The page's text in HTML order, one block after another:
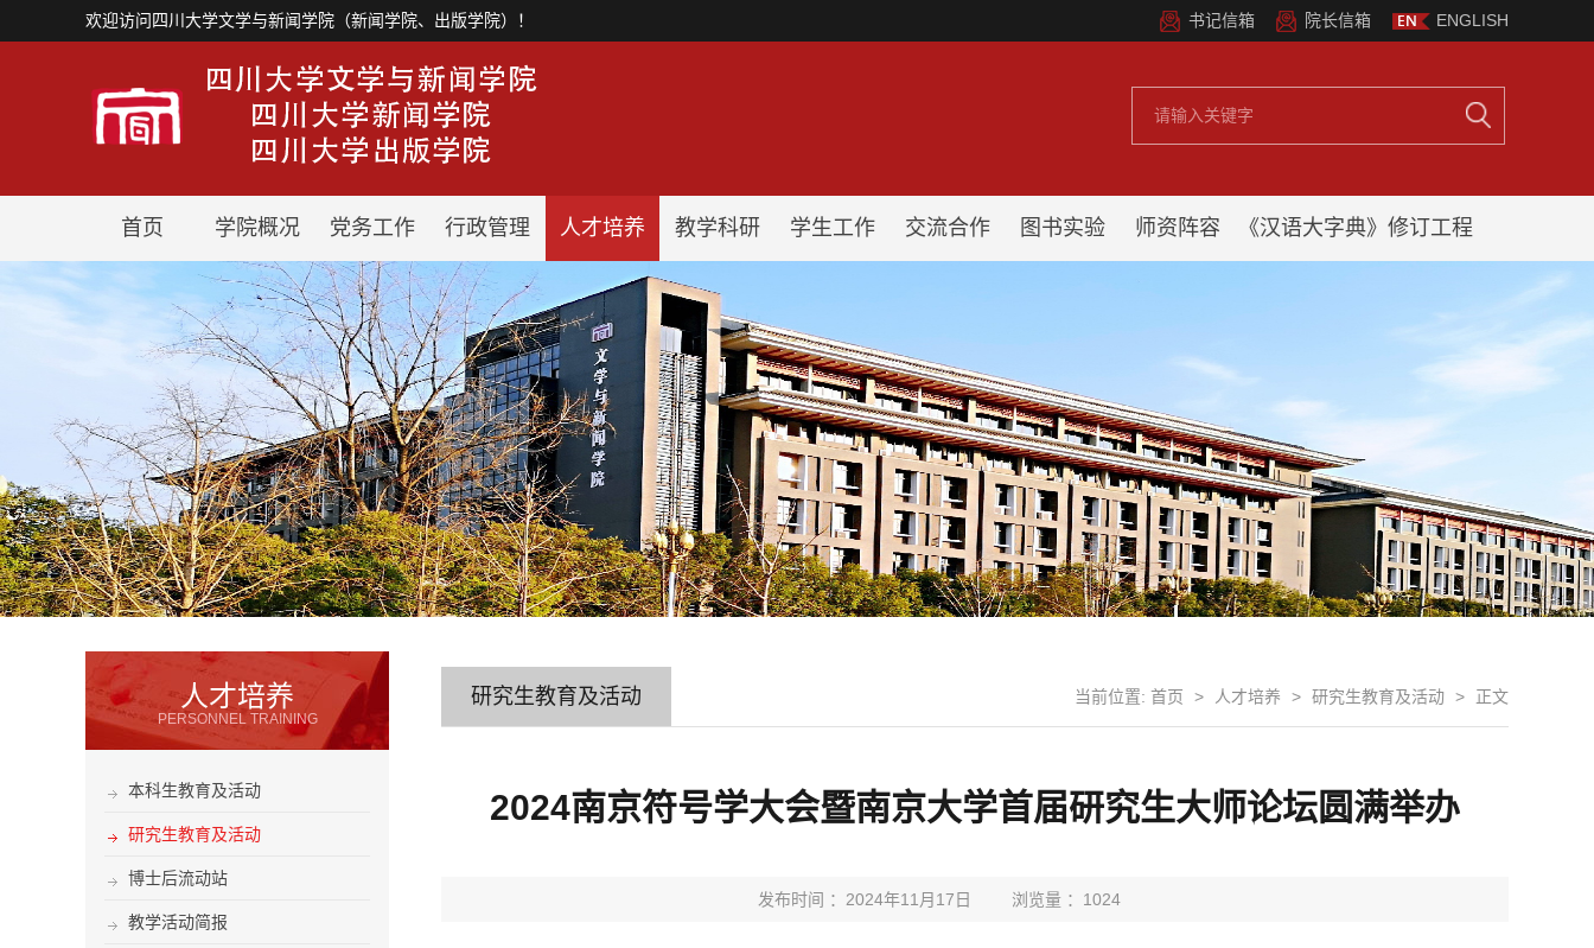
欢迎访问四川大学文学与新闻学院（新闻学院、出版学院）！ ENGLISH
院长信箱
书记信箱
首页 学院概况 党务工作 行政管理 人才培养 教学科研 学生工作 交流合作 图书实验 师资阵容 《汉语大字典》修订工程
人才培养
PERSONNEL TRAINING
本科生教育及活动
研究生教育及活动
博士后流动站
教学活动简报
研究生教育及活动 当前位置: 首页 > 人才培养 > 研究生教育及活动 > 正文
2024南京符号学大会暨南京大学首届研究生大师论坛圆满举办
发布时间 ：2024年11月17日 浏览量 ： 1024